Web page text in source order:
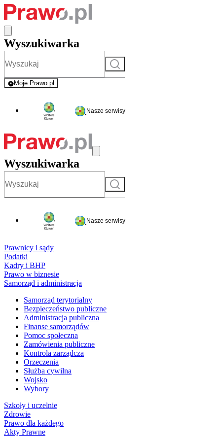
Wyszukiwarka
Szukaj
Moje Prawo.pl
- rejestracja i logowanie do serwisu
Nasze serwisy
Wyszukiwarka
Szukaj
Nasze serwisy
Prawnicy i sądy
Podatki
Kadry i BHP
Prawo w biznesie
Samorząd i administracja
Samorząd terytorialny
Bezpieczeństwo publiczne
Administracja publiczna
Finanse samorządów
Pomoc społeczna
Zamówienia publiczne
Kontrola zarządcza
Orzeczenia
Służba cywilna
Wojsko
Wybory
Szkoły i uczelnie
Zdrowie
Prawo dla każdego
Akty Prawne